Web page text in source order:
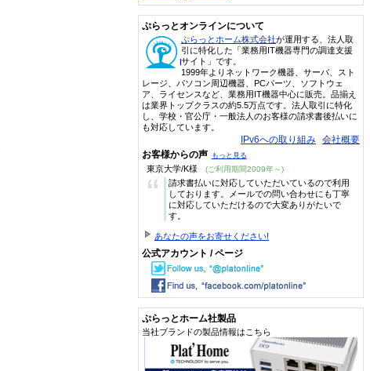
ぷらっとオンラインについて
ぷらっとホーム株式会社が運用する、法人取
引に特化した「業務用IT機器専門の調達支援
サイト」です。
1999年よりネットワーク機器、サーバ、スト
レージ、パソコン周辺機器、PCパーツ、ソフトウェ
ア、ライセンスなど、業務用IT機器中心に販売。品揃え
は業界トップクラスの約5.5万点です。法人取引に特化
し、学校・官公庁・一般法人のお客様の請求書後払いに
も対応しています。
IPv6への取り組み 会社概要
お客様からの声 もっと見る
東京大学/K様 (ご利用期間2009年～)
“
請求書払いに対応していただいているので利用
しております。メールでの問い合わせにも丁寧
に対応していただけるので大変ありがたいで
す。
あなたの声をお寄せください!
公式アカウント / ページ
ぷらっとホーム社製品
当社ブランドの製品情報はこちら